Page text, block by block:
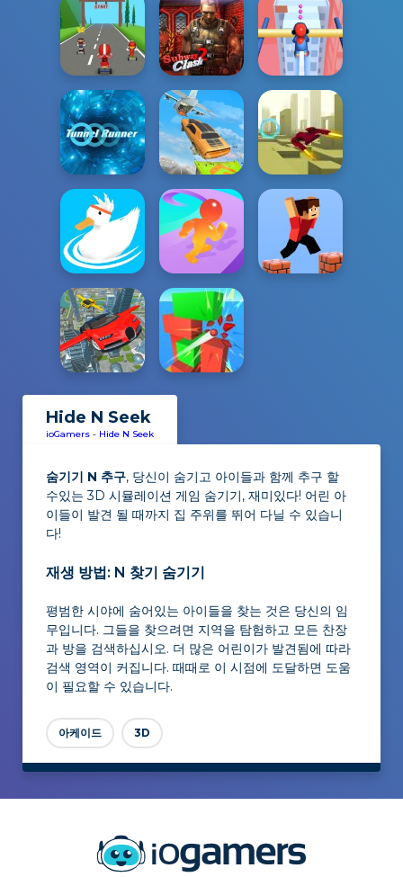
Hide N Seek
ioGamers - Hide N Seek
숨기기 N 추구, 당신이 숨기고 아이들과 함께 추구 할
수있는 3D 시뮬레이션 게임 숨기기, 재미있다! 어린 아
이들이 발견 될 때까지 집 주위를 뛰어 다닐 수 있습니
다!
재생 방법: N 찾기 숨기기
평범한 시야에 숨어있는 아이들을 찾는 것은 당신의 임
무입니다. 그들을 찾으려면 지역을 탐험하고 모든 찬장
과 방을 검색하십시오. 더 많은 어린이가 발견됨에 따라
검색 영역이 커집니다. 때때로 이 시점에 도달하면 도움
이 필요할 수 있습니다.
아케이드 3D